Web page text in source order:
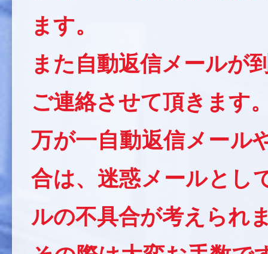
ます。
また自動返信メールが
ご連絡させて頂きます
万が一自動返信メール
合は、迷惑メールとし
ルの不具合が考えられ